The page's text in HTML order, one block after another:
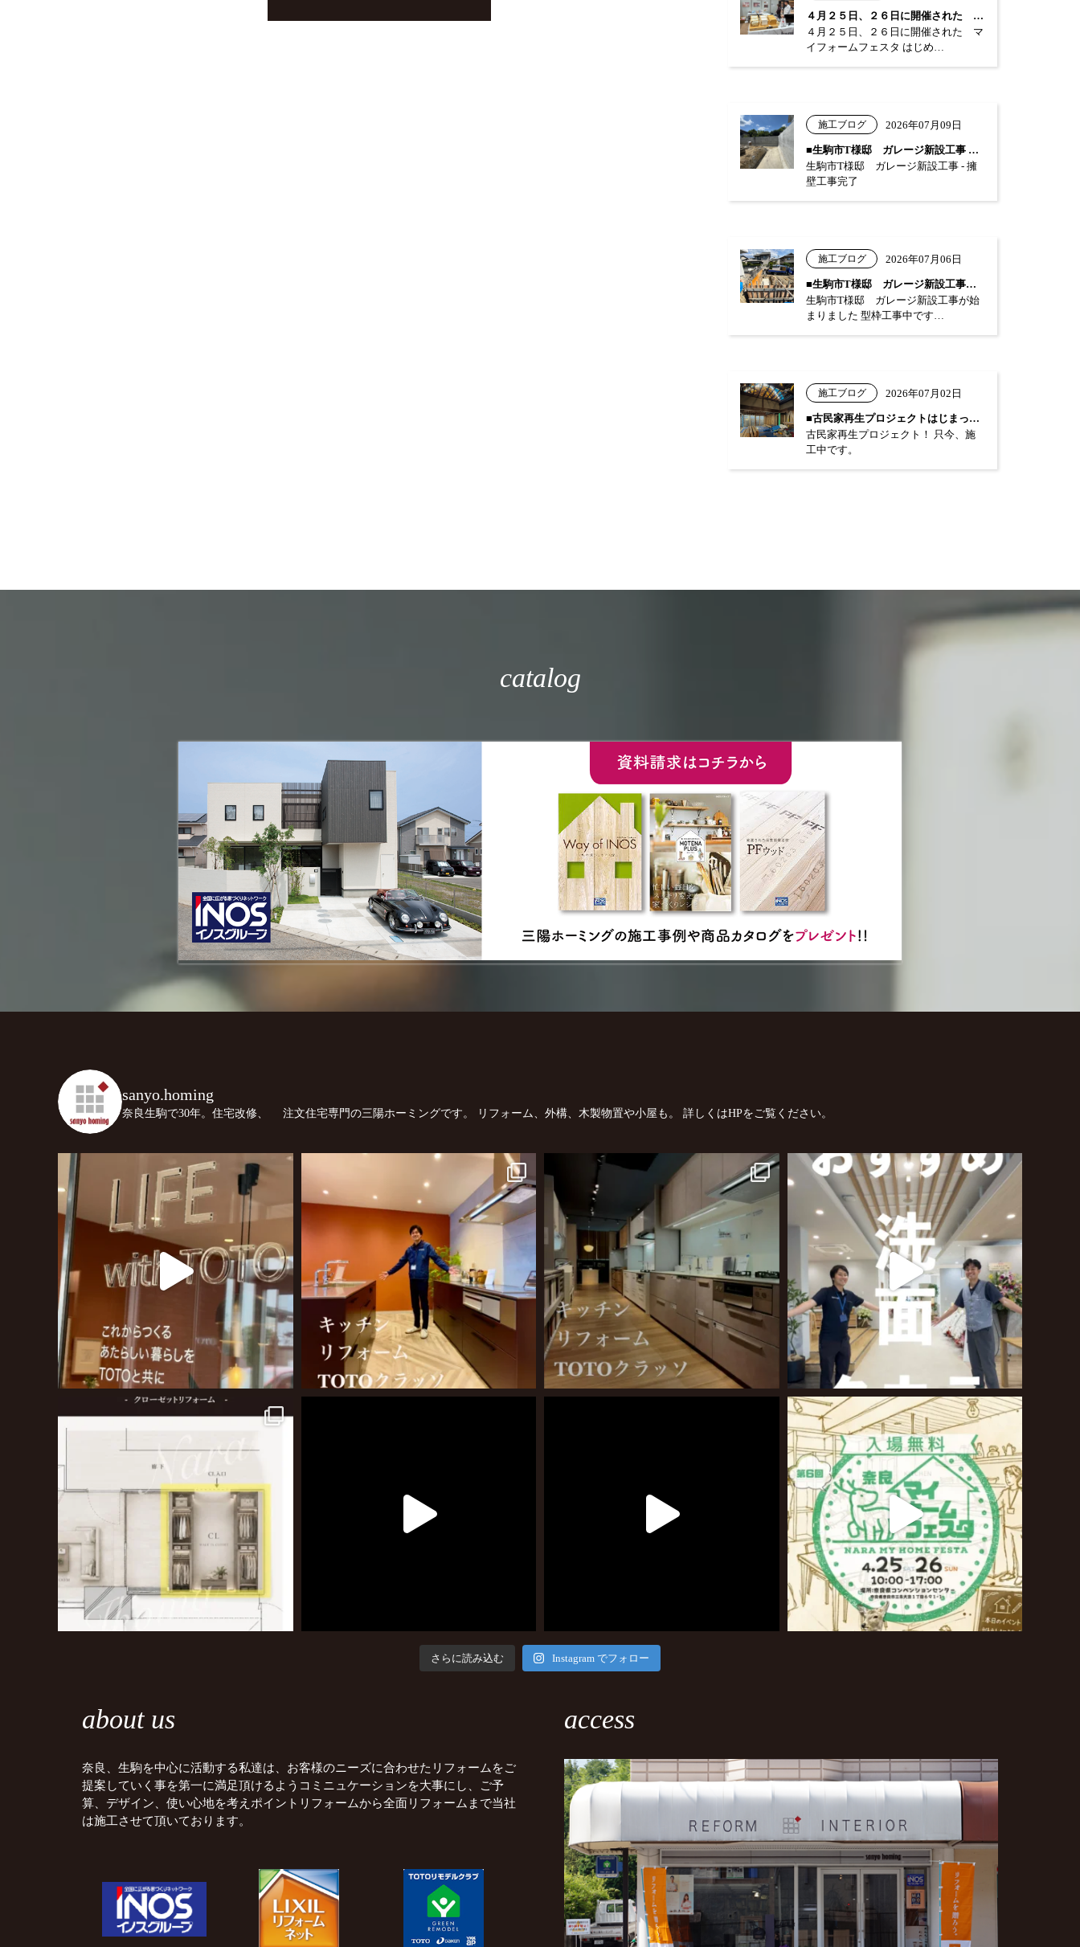
４月２５日、２６日に開催された マイフォ…
４月２５日、２６日に開催された マ
イフォームフェスタ はじめ…
施工ブログ 2026年07月09日
■生駒市T様邸 ガレージ新設工事 …
生駒市T様邸 ガレージ新設工事 - 擁
壁工事完了
施工ブログ 2026年07月06日
■生駒市T様邸 ガレージ新設工事が始まり…
生駒市T様邸 ガレージ新設工事が始
まりました 型枠工事中です…
施工ブログ 2026年07月02日
■古民家再生プロジェクトはじまっています…
古民家再生プロジェクト！ 只今、施
工中です。
catalog
sanyo.homing
奈良生駒で30年。住宅改修、 注文住宅専門の三陽ホーミングです。 リフォーム、外構、木製物置や小屋も。 詳しくはHPをご覧ください。
さらに読み込む Instagram でフォロー
about us
奈良、生駒を中心に活動する私達は、お客様のニーズに合わせたリフォームをご
提案していく事を第一に満足頂けるようコミニュケーションを大事にし、ご予
算、デザイン、使い心地を考えポイントリフォームから全面リフォームまで当社
は施工させて頂いております。
access